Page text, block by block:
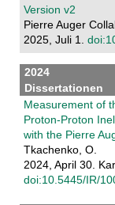
Version v2
Pierre Auger
2025, Juli 1.
2024
Dissertationen
Measurement of
Proton-Proton
with the Pierre
Tkachenko, O.
2024, April 30.
doi:10.5445/IR/